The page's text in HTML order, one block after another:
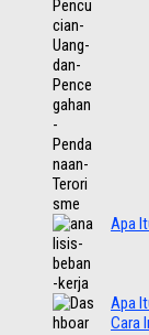
Apa
Apa
Cara